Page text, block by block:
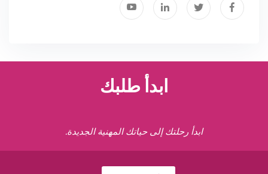
ابدأ طلبك
ابدأ رحلتك إلى حياتك المهنية الجديدة.